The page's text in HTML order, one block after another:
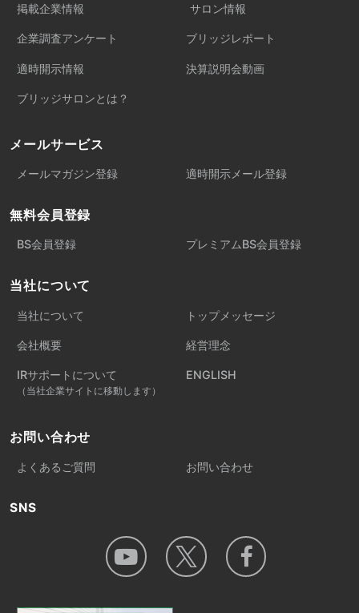
掲載企業情報 サロン情報
企業調査アンケート ブリッジレポート
適時開示情報 決算説明会動画
ブリッジサロンとは？
メールサービス
メールマガジン登録 適時開示メール登録
無料会員登録
BS会員登録 プレミアムBS会員登録
当社について
当社について トップメッセージ
会社概要 経営理念
IRサポートについて
（当社企業サイトに移動します）
ENGLISH
お問い合わせ
よくあるご質問 お問い合わせ
SNS